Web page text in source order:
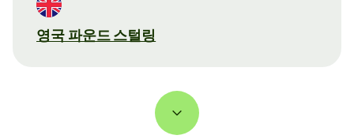
영국 파운드 스털링